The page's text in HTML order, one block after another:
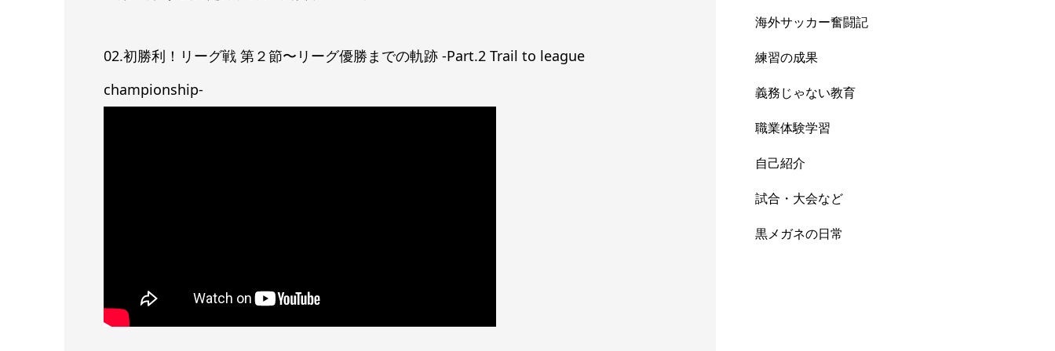
02.初勝利！リーグ戦 第２節〜リーグ優勝までの軌跡 -Part.2 Trail to league
championship-
海外サッカー奮闘記
練習の成果
義務じゃない教育
職業体験学習
自己紹介
試合・大会など
黒メガネの日常